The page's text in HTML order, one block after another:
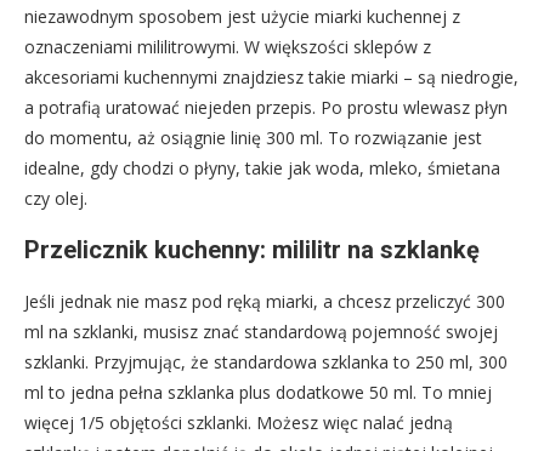
niezawodnym sposobem jest użycie miarki kuchennej z
oznaczeniami mililitrowymi. W większości sklepów z
akcesoriami kuchennymi znajdziesz takie miarki – są niedrogie,
a potrafią uratować niejeden przepis. Po prostu wlewasz płyn
do momentu, aż osiągnie linię 300 ml. To rozwiązanie jest
idealne, gdy chodzi o płyny, takie jak woda, mleko, śmietana
czy olej.
Przelicznik kuchenny: mililitr na szklankę
Jeśli jednak nie masz pod ręką miarki, a chcesz przeliczyć 300
ml na szklanki, musisz znać standardową pojemność swojej
szklanki. Przyjmując, że standardowa szklanka to 250 ml, 300
ml to jedna pełna szklanka plus dodatkowe 50 ml. To mniej
więcej 1/5 objętości szklanki. Możesz więc nalać jedną